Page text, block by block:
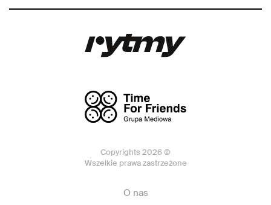
Copyrights 2026 ©
Wszelkie prawa zastrzeżone
O nas